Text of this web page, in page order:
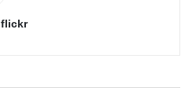
flickr